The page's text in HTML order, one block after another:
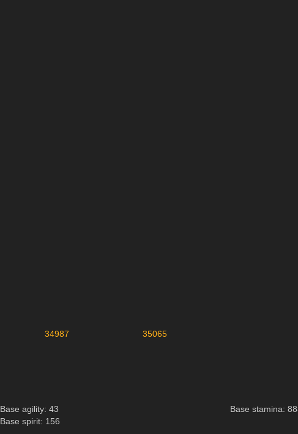
34987 35065
Base agility: 43
Base stamina:
Base spirit: 156